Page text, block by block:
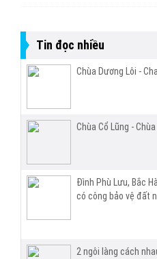
Tin đọc nhiều
Chùa Dương Lôi -
Chùa Cổ Lũng -
Đình Phù Lưu, Bắc
có công bảo vệ đất
2 ngôi làng cách